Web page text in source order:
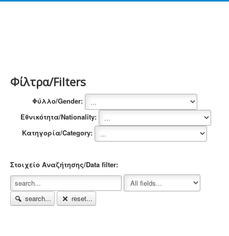
Φίλτρα/Filters
Φύλλο/Gender:
Εθνικότητα/Nationality:
Κατηγορία/Category:
Στοιχείο Αναζήτησης/Data filter:
search... reset...